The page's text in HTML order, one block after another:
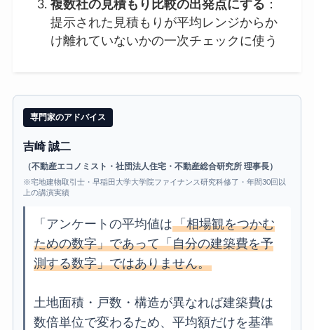
複数社の見積もり比較の出発点にする ：
提示された見積もりが平均レンジからか
け離れていないかの一次チェックに使う
専門家のアドバイス
吉崎 誠二
（不動産エコノミスト・社団法人住宅・不動産総合研究所 理事長）
※宅地建物取引士・早稲田大学大学院ファイナンス研究科修了・年間30回以
上の講演実績
「アンケートの平均値は「相場観をつかむ
ための数字」であって「自分の建築費を予
測する数字」ではありません。
土地面積・戸数・構造が異なれば建築費は
数倍単位で変わるため、平均額だけを基準